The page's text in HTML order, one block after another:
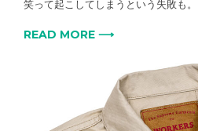
笑って起こしてしまうという失敗も。
READ MORE ⟶